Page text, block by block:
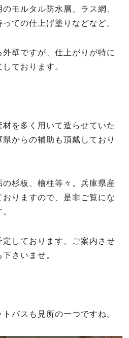
モルタル防水層、ラス網、
ての仕上げ塗りなどなど。
壁ですが、仕上がりが特に
ております。
を多く用いて造らせていた
からの補助も頂戴しており
杉板、檜柱等々。兵庫県産
りますので、是非ご覧にな
しております、ご案内させ
さいませ。
バスも見所の一つですね。